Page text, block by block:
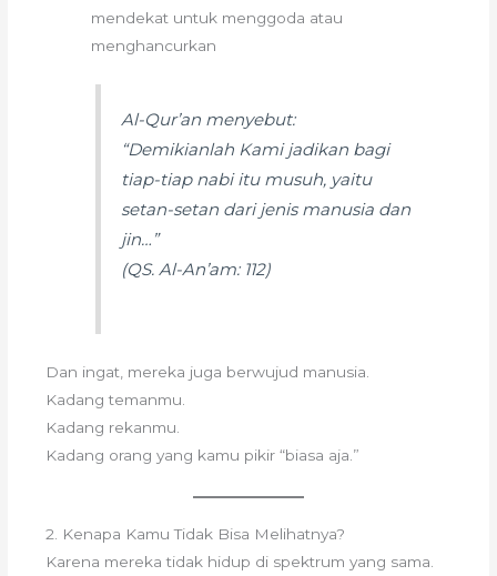
mendekat untuk menggoda atau
menghancurkan
Al-Qur’an menyebut:
“Demikianlah Kami jadikan bagi
tiap-tiap nabi itu musuh, yaitu
setan-setan dari jenis manusia dan
jin…”
(QS. Al-An’am: 112)
Dan ingat, mereka juga berwujud manusia.
Kadang temanmu.
Kadang rekanmu.
Kadang orang yang kamu pikir “biasa aja.”
2. Kenapa Kamu Tidak Bisa Melihatnya?
Karena mereka tidak hidup di spektrum yang sama.